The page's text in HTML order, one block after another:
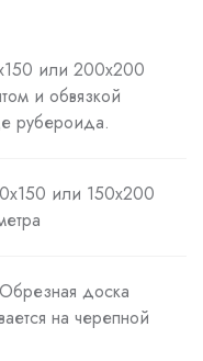
или 200х200
и обвязкой
рубероида.
или 150х200
доска
на черепной